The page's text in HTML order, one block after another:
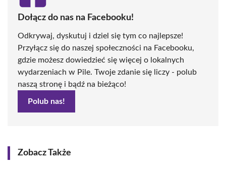
Dołącz do nas na Facebooku!
Odkrywaj, dyskutuj i dziel się tym co najlepsze!
Przyłącz się do naszej społeczności na Facebooku,
gdzie możesz dowiedzieć się więcej o lokalnych
wydarzeniach w Pile. Twoje zdanie się liczy - polub
naszą stronę i bądź na bieżąco!
Polub nas!
Zobacz Także